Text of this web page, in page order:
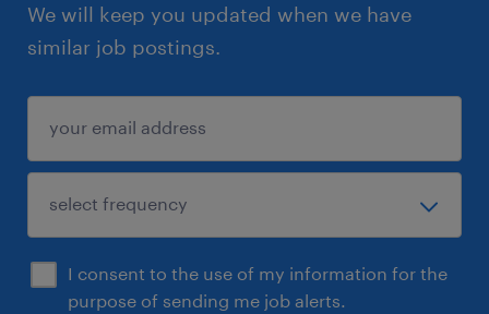
We will keep you updated when we have
similar job postings.
I consent to the use of my information for the
purpose of sending me job alerts.